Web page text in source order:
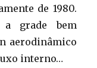
de 1980.
grade bem
aerodinâmico
interno…